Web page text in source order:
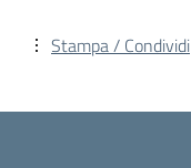
Stampa / Condividi